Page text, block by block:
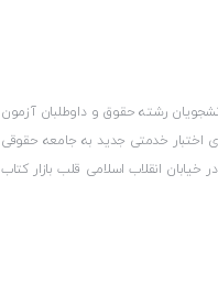
رشته حقوق و داوطلبان آزمون
اختبار خدمتی جدید به جامعه حقوقی
خیابان انقلاب اسلامی قلب بازار کتاب
نشان ملی ثبت رسانه های دیجیتال از